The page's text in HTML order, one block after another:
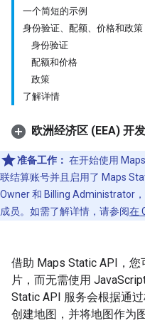
一个简短的示例
身份验证、配额、价格和政策
身份验证
配额和价格
政策
了解详情
欧洲经济区 (EEA) 开
准备工作： 在开始使用
联结算账号并且启用了 Maps
Owner 和 Billing Administrator
成员。如需了解详情，请参阅在
借助 Maps Static API，您
片，而无需使用
Static API 服务会根据通
创建地图，并将地图作为